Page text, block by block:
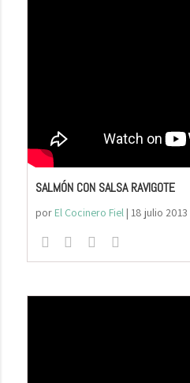
SALMÓN CON SALSA RAVIGOTE
por El Cocinero Fiel| 18 julio 2013